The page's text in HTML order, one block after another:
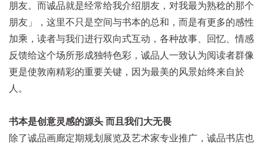
朋友。而诚品就是经常给我介绍朋友，对我最为熟稔的那个
朋友」，这里不只是空间与书本的总和，而是有更多的感性
加乘，读者与我们进行双向式互动，各种故事、回忆、情感
反馈给这个场所形成独特色彩，诚品人一致认为阅读者群像
更是使敦南精彩的重要关键，因为最美的风景始终来自於
人。
书本是创意灵感的源头 而且我们大无畏
除了诚品画廊定期规划展览及艺术家专业推广，诚品书店也